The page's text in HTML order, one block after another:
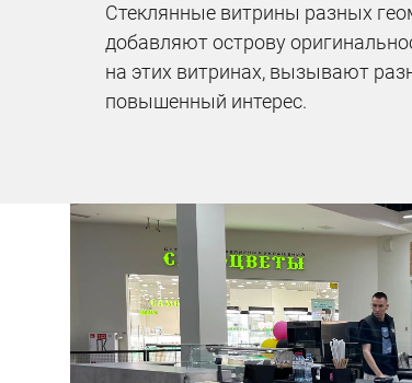
Стеклянные витрины разных
добавляют острову
на этих витринах, вызывают
повышенный интерес.